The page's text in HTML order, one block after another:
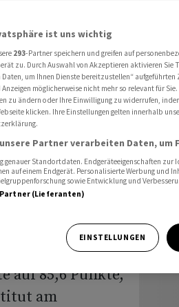
erholt
hat sich
von den
Das Ifo-
auf 85,6 Punkte,
am
ist uns wichtig
293-Partner speichern und greifen auf
zu. Durch Auswahl von Akzeptieren aktivieren
um Ihnen Dienste bereitzustellen“
möglicherweise nicht mehr so relevant für
zu ändern oder Ihre Einwilligung zu widerrufen,
klicken. Ihre Einstellungen gelten innerhalb
Partner verarbeiten Daten,
genauer Standortdaten. Endgeräteeigenschaften
auf einem Endgerät. Personalisierte Werbung und
sowie Entwicklung und
(Lieferanten)
EINSTELLUNGEN